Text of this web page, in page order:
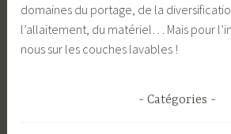
domaines du portage, de la
l’allaitement, du matériel… Mais pour
nous sur les couches lavables !
Catégories